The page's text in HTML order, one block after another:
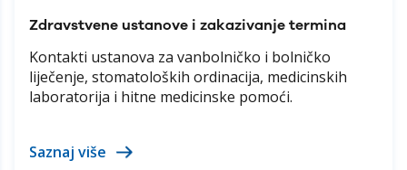
Trg srpskih boraca bb
Sarajevo - Ilidža
Zdravstvene ustanove i zakazivanje termina
Kontakti ustanova za vanbolničko i bolničko
liječenje, stomatoloških ordinacija, medicinskih
laboratorija i hitne medicinske pomoći.
Saznaj više